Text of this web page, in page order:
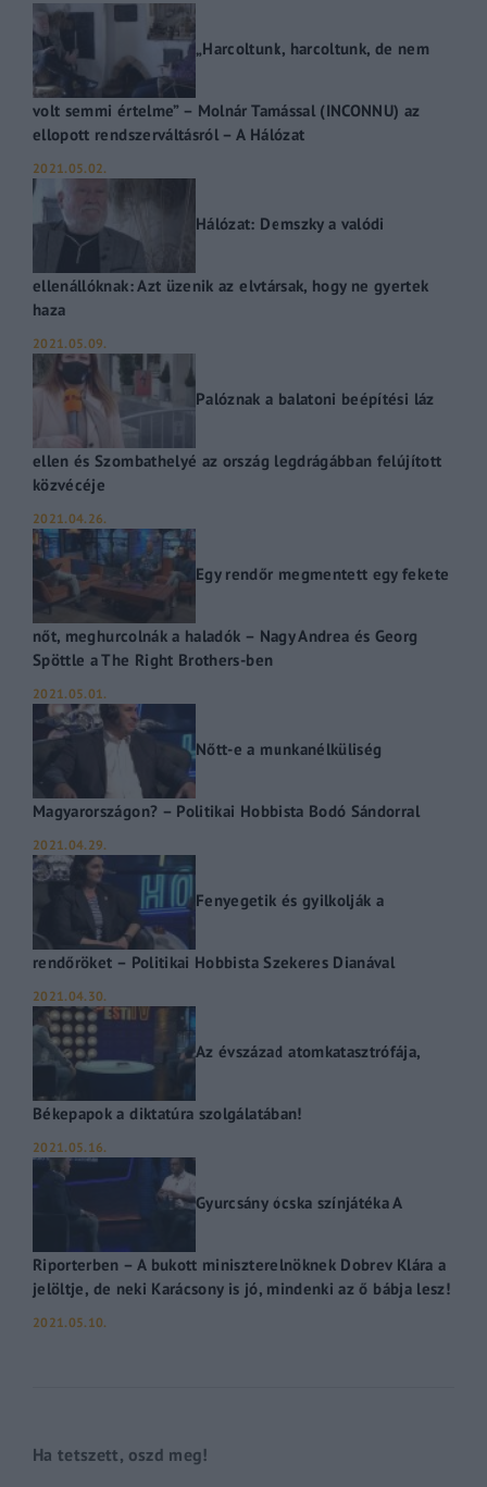
„Harcoltunk, harcoltunk, de nem
volt semmi értelme” – Molnár Tamással (INCONNU) az
ellopott rendszerváltásról – A Hálózat
2021.05.02.
Hálózat: Demszky a valódi
ellenállóknak: Azt üzenik az elvtársak, hogy ne gyertek
haza
2021.05.09.
Palóznak a balatoni beépítési láz
ellen és Szombathelyé az ország legdrágábban felújított
közvécéje
2021.04.26.
Egy rendőr megmentett egy fekete
nőt, meghurcolnák a haladók – Nagy Andrea és Georg
Spöttle a The Right Brothers-ben
2021.05.01.
Nőtt-e a munkanélküliség
Magyarországon? – Politikai Hobbista Bodó Sándorral
2021.04.29.
Fenyegetik és gyilkolják a
rendőröket – Politikai Hobbista Szekeres Dianával
2021.04.30.
Az évszázad atomkatasztrófája,
Békepapok a diktatúra szolgálatában!
2021.05.16.
Gyurcsány ócska színjátéka A
Riporterben – A bukott miniszterelnöknek Dobrev Klára a
jelöltje, de neki Karácsony is jó, mindenki az ő bábja lesz!
2021.05.10.
Ha tetszett, oszd meg!